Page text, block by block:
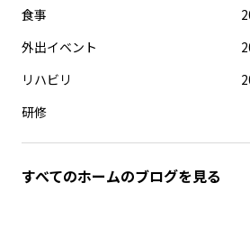
食事
外出イベント
リハビリ
研修
すべてのホームのブログを見る